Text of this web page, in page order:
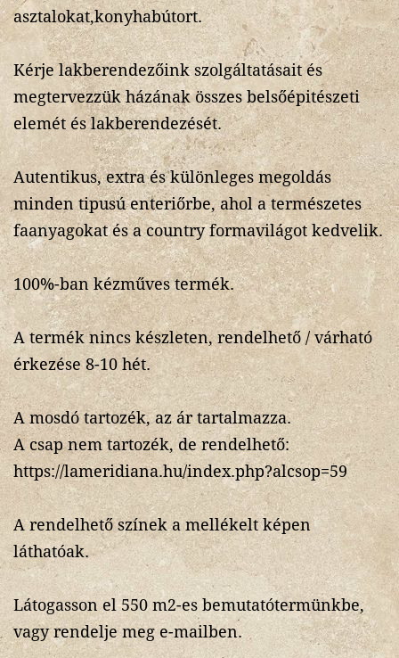
asztalokat,konyhabútort.
Kérje lakberendezőink szolgáltatásait és
megtervezzük házának összes belsőépitészeti
elemét és lakberendezését.
Autentikus, extra és különleges megoldás
minden tipusú enteriőrbe, ahol a természetes
faanyagokat és a country formavilágot kedvelik.
100%-ban kézműves termék.
A termék nincs készleten, rendelhető / várható
érkezése 8-10 hét.
A mosdó tartozék, az ár tartalmazza.
A csap nem tartozék, de rendelhető:
https://lameridiana.hu/index.php?alcsop=59
A rendelhető színek a mellékelt képen
láthatóak.
Látogasson el 550 m2-es bemutatótermünkbe,
vagy rendelje meg e-mailben.